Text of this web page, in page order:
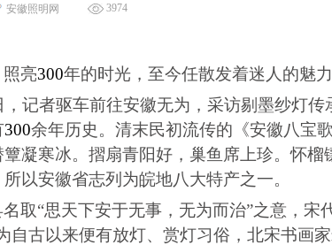
安徽照明网 3974
亮300年的时光，至今任散发着迷人的魅力
，记者驱车前往安徽无为，采访剔墨纱灯
300余年历史。清末民初流传的《安徽八宝歌
凝寒冰。摺扇青阳好，巢鱼席上珍。怀榴
以安徽省志列为皖地八大特产之一。
取“思天下安于无事，无为而治”之意，宋
自古以来便有放灯、赏灯习俗，北宋书画